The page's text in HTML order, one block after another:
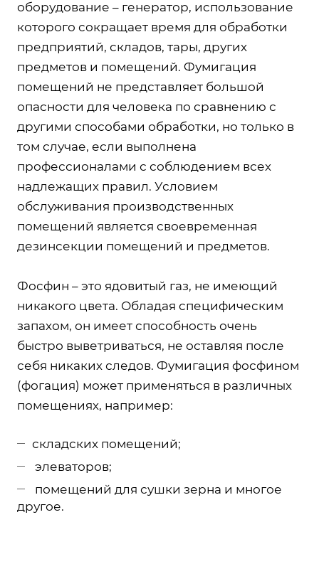
оборудование – генератор, использование
которого сокращает время для обработки
предприятий, складов, тары, других
предметов и помещений. Фумигация
помещений не представляет большой
опасности для человека по сравнению с
другими способами обработки, но только в
том случае, если выполнена
профессионалами с соблюдением всех
надлежащих правил. Условием
обслуживания производственных
помещений является своевременная
дезинсекции помещений и предметов.
Фосфин – это ядовитый газ, не имеющий
никакого цвета. Обладая специфическим
запахом, он имеет способность очень
быстро выветриваться, не оставляя после
себя никаких следов. Фумигация фосфином
(фогация) может применяться в различных
помещениях, например:
складских помещений;
элеваторов;
помещений для сушки зерна и многое
другое.